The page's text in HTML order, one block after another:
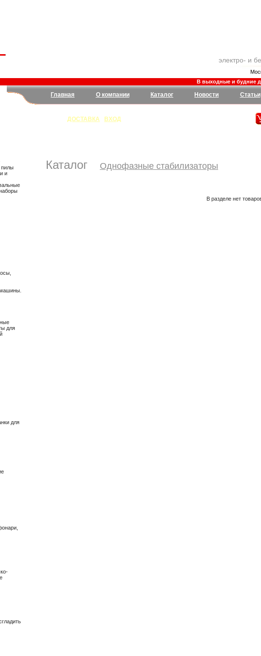
электро- и
В выходные и будние
Главная О компании Каталог Новости Статьи
ДОСТАВКА ВХОД
пилы
и
для
для
Каталог Однофазные стабилизаторы
В разделе нет